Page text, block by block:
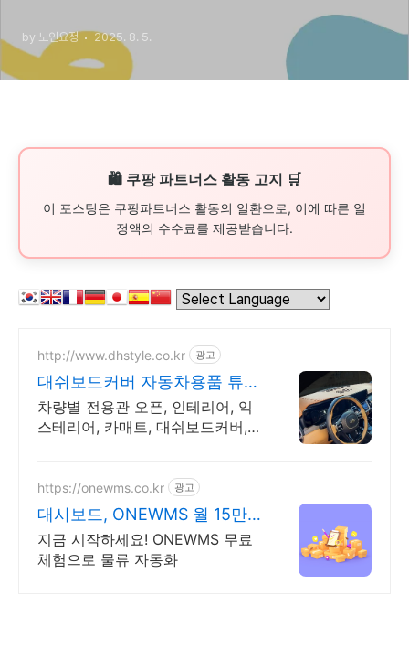
by 노인요정 2025. 8. 5.
🛍️ 쿠팡 파트너스 활동 고지 🛒
이 포스팅은 쿠팡파트너스 활동의 일환으로, 이에 따른 일
정액의 수수료를 제공받습니다.
http://www.dhstyle.co.kr 광고
대쉬보드커버 자동차용품 튜닝
나만의 셀프 드레스업 용품
차량별 전용관 오픈, 인테리어, 익
스테리어, 카매트, 대쉬보드커버,
https://onewms.co.kr 광고
대시보드, ONEWMS 월 15만
원 이상 아끼세요!
지금 시작하세요! ONEWMS 무료
체험으로 물류 자동화